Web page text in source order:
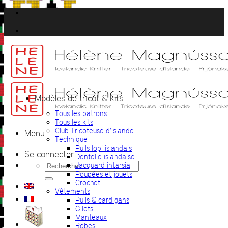
Passer
au
contenu
Menu
Se connecter
Recherche
pour :
Modèles de tricot & kits
Tous les patrons
Tous les kits
Club Tricoteuse d’Islande
Technique
Pulls lopi islandais
Dentelle islandaise
Jacquard intarsia
Poupées et jouets
Crochet
Vêtements
Pulls & cardigans
Gilets
Manteaux
Robes